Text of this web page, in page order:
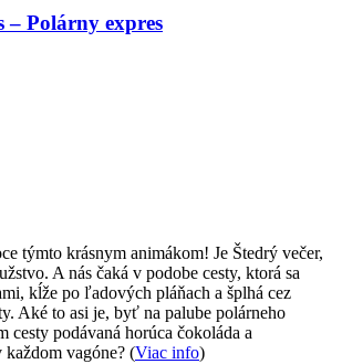
– Polárny expres
týmto krásnym animákom! Je Štedrý večer,
A nás čaká v podobe cesty, ktorá sa
kĺže po ľadových pláňach a šplhá cez
Aké to asi je, byť na palube polárneho
cesty podávaná horúca čokoláda a
vagóne? (Viac info)